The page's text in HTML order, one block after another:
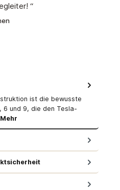
“
ist die bewusste
6 und 9, die den Tesla-
Mehr